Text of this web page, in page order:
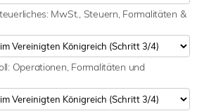
MwSt., Steuern, Formalitäten &
Operationen, Formalitäten und